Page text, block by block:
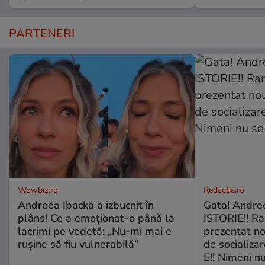
PARTENERI
Wowbiz.ro
Andreea Ibacka a izbucnit în
plâns! Ce a emoționat-o până la
lacrimi pe vedetă: „Nu-mi mai e
rușine să fiu vulnerabilă”
Redactia.ro
Gata!
ISTORIE!!
prezentat
de
E!! Nimeni